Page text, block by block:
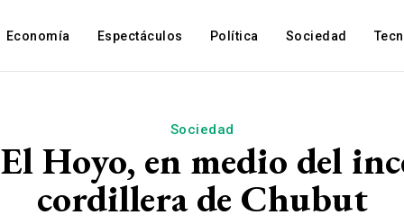
Economía Espectáculos Política Sociedad
Sociedad
Hoyo, en medio del
cordillera de Chubut